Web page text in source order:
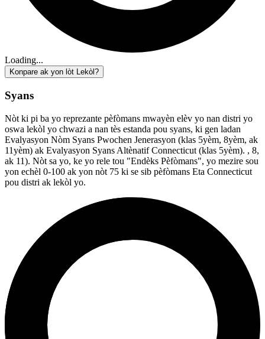
Loading...
Konpare ak yon lòt Lekòl?
Syans
Nòt ki pi ba yo reprezante pèfòmans mwayèn elèv yo nan distri yo
oswa lekòl yo chwazi a nan tès estanda pou syans, ki gen ladan
Evalyasyon Nòm Syans Pwochen Jenerasyon (klas 5yèm, 8yèm, ak
11yèm) ak Evalyasyon Syans Altènatif Connecticut (klas 5yèm). , 8,
ak 11). Nòt sa yo, ke yo rele tou "Endèks Pèfòmans", yo mezire sou
yon echèl 0-100 ak yon nòt 75 ki se sib pèfòmans Eta Connecticut
pou distri ak lekòl yo.